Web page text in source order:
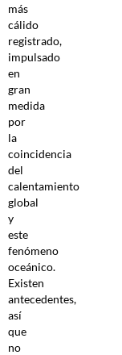
más
cálido
registrado,
impulsado
en
gran
medida
por
la
coincidencia
del
calentamiento
global
y
este
fenómeno
oceánico.
Existen
antecedentes,
así
que
no